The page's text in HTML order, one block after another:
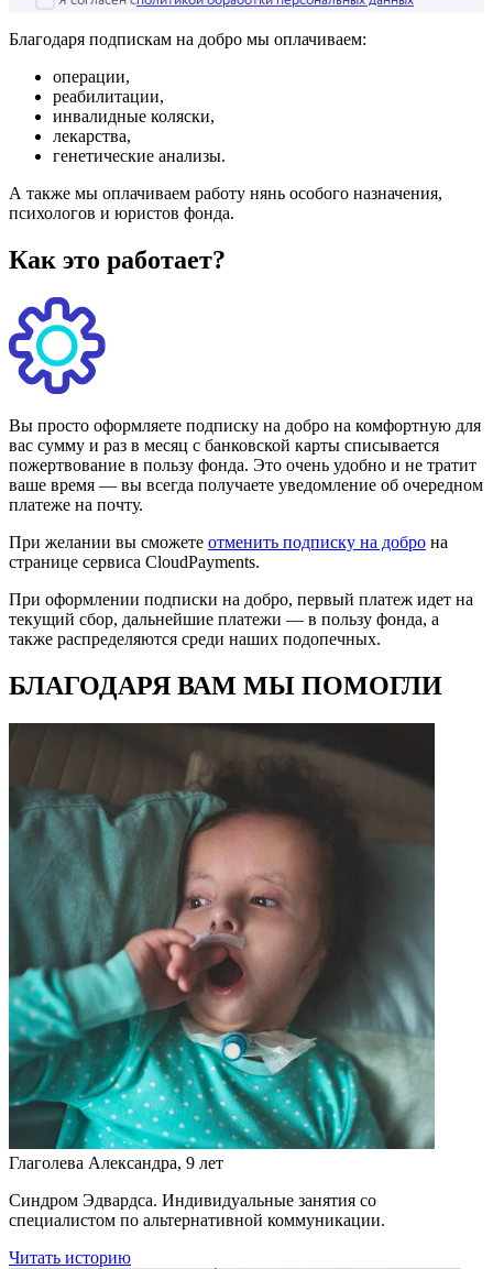
Благодаря подпискам на добро мы оплачиваем:
операции,
реабилитации,
инвалидные коляски,
лекарства,
генетические анализы.
А также мы оплачиваем работу нянь особого назначения,
психологов и юристов фонда.
Как это работает?
Вы просто оформляете подписку на добро на комфортную для
вас сумму и раз в месяц с банковской карты списывается
пожертвование в пользу фонда. Это очень удобно и не тратит
ваше время — вы всегда получаете уведомление об очередном
платеже на почту.
При желании вы сможете отменить подписку на добро на
странице сервиса CloudPayments.
При оформлении подписки на добро, первый платеж идет на
текущий сбор, дальнейшие платежи — в пользу фонда, а
также распределяются среди наших подопечных.
БЛАГОДАРЯ ВАМ МЫ ПОМОГЛИ
Глаголева Александра, 9 лет
Синдром Эдвардса. Индивидуальные занятия со
специалистом по альтернативной коммуникации.
Читать историю